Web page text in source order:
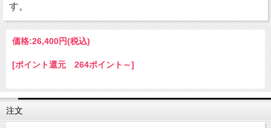
す。
価格:26,400円(税込)
[ポイント還元 264ポイント～]
注文